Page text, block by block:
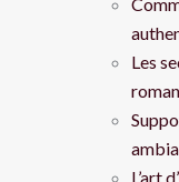
Les
L’art